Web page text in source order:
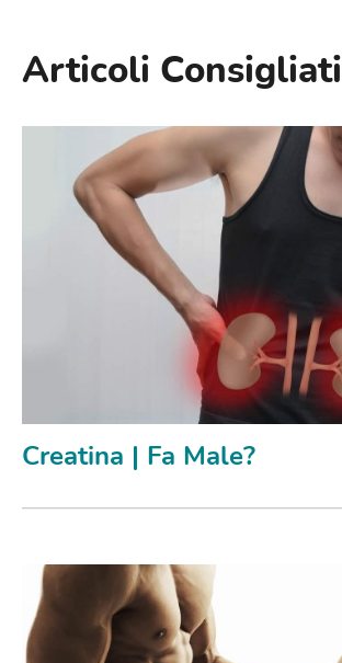
Articoli Consigliati
Creatina | Fa Male?